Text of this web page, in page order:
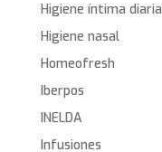
Higiene íntima diaria
Higiene nasal
Homeofresh
Iberpos
INELDA
Infusiones